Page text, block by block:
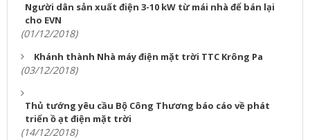
Người dân sản xuất điện 3-10 kW từ mái nhà để bán lại
cho EVN
(01/12/2018)
Khánh thành Nhà máy điện mặt trời TTC Krông Pa
(03/12/2018)
Thủ tướng yêu cầu Bộ Công Thương báo cáo về phát
triển ồ ạt điện mặt trời
(14/12/2018)